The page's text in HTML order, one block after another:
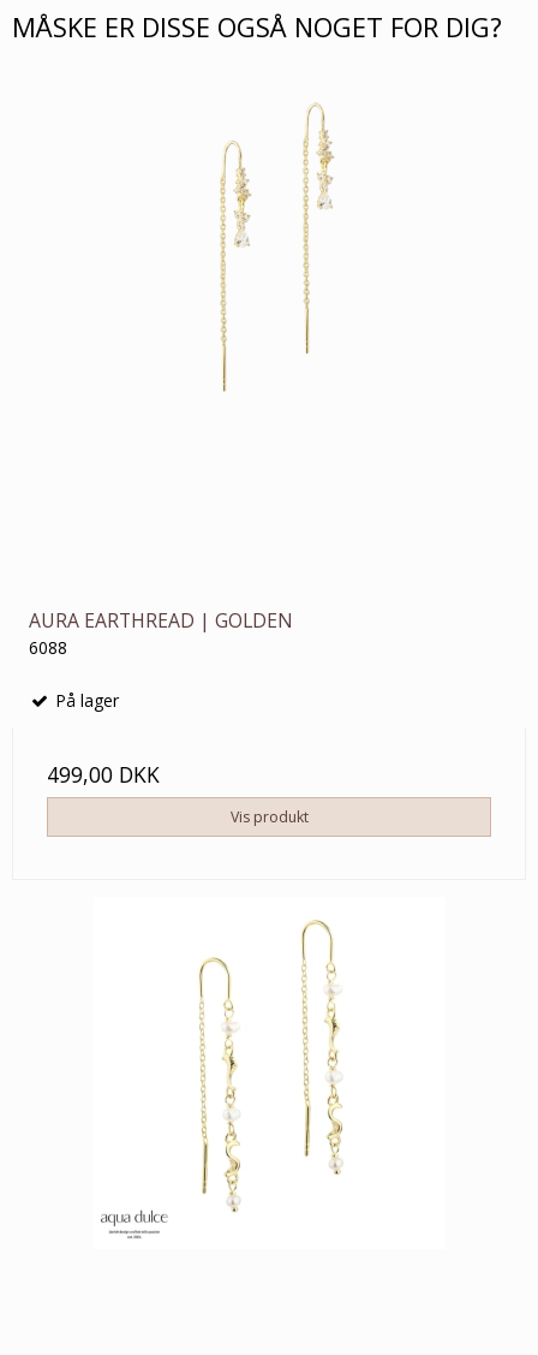
MÅSKE ER DISSE OGSÅ NOGET FOR DIG?
AURA EARTHREAD | GOLDEN
6088
På lager
499,00 DKK
Vis produkt